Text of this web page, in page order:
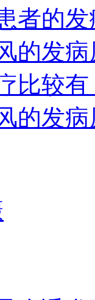
者的
的发
比较有
的发